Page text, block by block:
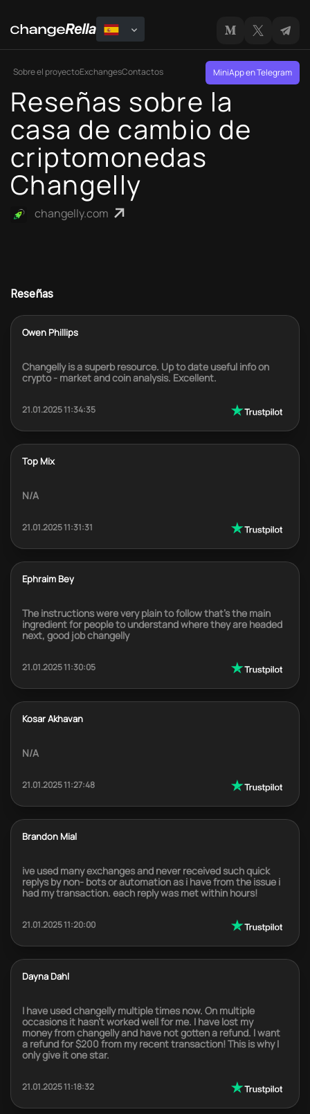
Sobre el proyectoExchangesContactos MiniApp en Telegram
Reseñas sobre la
casa de cambio de
criptomonedas
Changelly
changelly.com
Reseñas
Owen Phillips
Changelly is a superb resource. Up to date useful info on
crypto - market and coin analysis. Excellent.
21.01.2025 11:34:35
Top Mix
N/A
21.01.2025 11:31:31
Ephraim Bey
The instructions were very plain to follow that's the main
ingredient for people to understand where they are headed
next, good job changelly
21.01.2025 11:30:05
Kosar Akhavan
N/A
21.01.2025 11:27:48
Brandon Mial
ive used many exchanges and never received such quick
replys by non- bots or automation as i have from the issue i
had my transaction. each reply was met within hours!
21.01.2025 11:20:00
Dayna Dahl
I have used changelly multiple times now. On multiple
occasions it hasn’t worked well for me. I have lost my
money from changelly and have not gotten a refund. I want
a refund for $200 from my recent transaction! This is why I
only give it one star.
21.01.2025 11:18:32